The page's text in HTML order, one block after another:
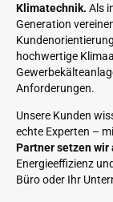
Klimatechnik. Als
Generation
hochwertige
Anforderungen.
Unsere Kunden
echte Experten –
Partner setzen
Energieeffizienz
Büro oder Ihr